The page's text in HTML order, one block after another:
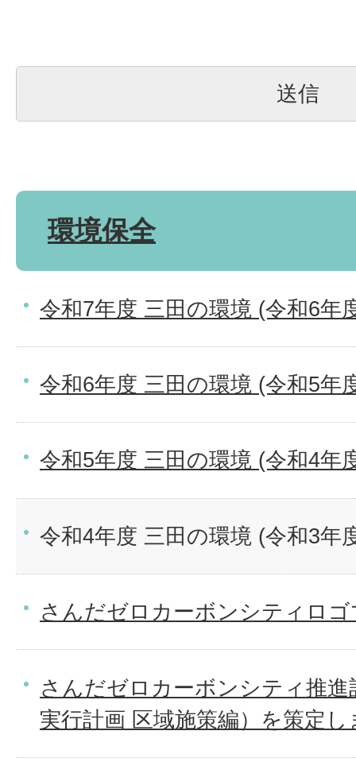
環境保全
令和7年度 三田の環境 (令和6年
令和6年度 三田の環境 (令和5年
令和5年度 三田の環境 (令和4年
令和4年度 三田の環境 (令和3年
さんだゼロカーボンシティロ
さんだゼロカーボンシティ推進
実行計画 区域施策編）を策定し